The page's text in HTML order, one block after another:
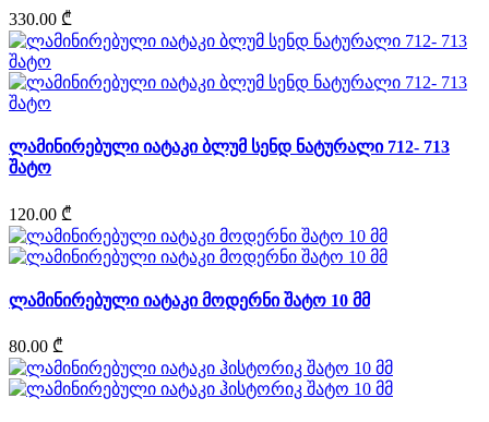
330.00 ₾
ლამინირებული იატაკი ბლუმ სენდ ნატურალი 712- 713
შატო
120.00 ₾
ლამინირებული იატაკი მოდერნი შატო 10 მმ
80.00 ₾